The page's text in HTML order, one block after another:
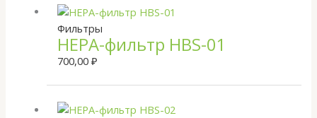
Фильтры
HEPA-фильтр HBS-01
700,00 ₽